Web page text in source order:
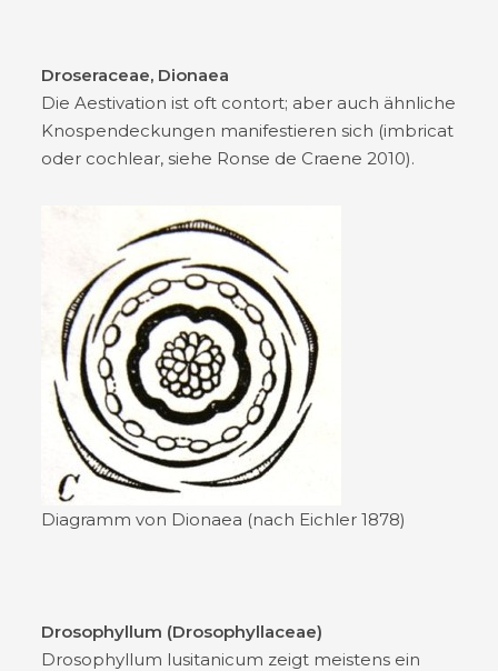
Droseraceae, Dionaea
Die Aestivation ist oft contort; aber auch ähnliche
Knospendeckungen manifestieren sich (imbricat
oder cochlear, siehe Ronse de Craene 2010).
Diagramm von Dionaea (nach Eichler 1878)
Drosophyllum (Drosophyllaceae)
Drosophyllum lusitanicum zeigt meistens ein